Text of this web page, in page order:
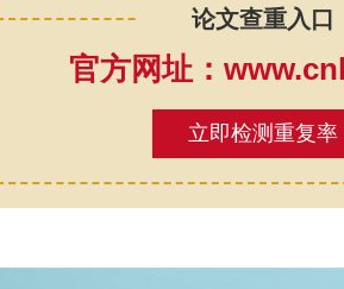
论文查重入口
官方网址：
立即检测重复率